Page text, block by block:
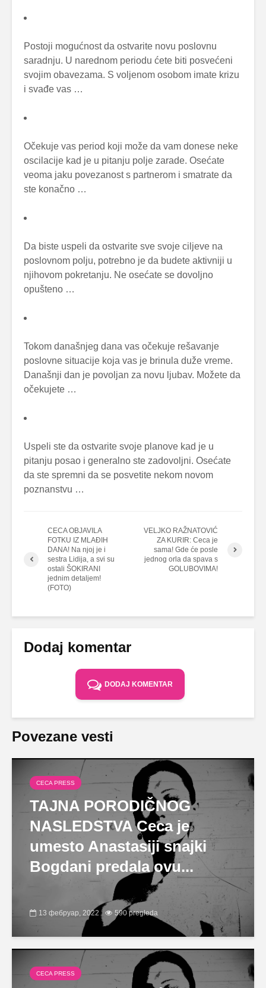
Postoji mogućnost da ostvarite novu poslovnu
saradnju. U narednom periodu ćete biti posvećeni
svojim obavezama. S voljenom osobom imate krizu
i svađe vas …
Očekuje vas period koji može da vam donese neke
oscilacije kad je u pitanju polje zarade. Osećate
veoma jaku povezanost s partnerom i smatrate da
ste konačno …
Da biste uspeli da ostvarite sve svoje ciljeve na
poslovnom polju, potrebno je da budete aktivniji u
njihovom pokretanju. Ne osećate se dovoljno
opušteno …
Tokom današnjeg dana vas očekuje rešavanje
poslovne situacije koja vas je brinula duže vreme.
Današnji dan je povoljan za novu ljubav. Možete da
očekujete …
Uspeli ste da ostvarite svoje planove kad je u
pitanju posao i generalno ste zadovoljni. Osećate
da ste spremni da se posvetite nekom novom
poznanstvu …
CECA OBJAVILA
FOTKU IZ MLAĐIH
DANA! Na njoj je i
sestra Lidija, a svi su
ostali ŠOKIRANI
jednim detaljem!
(FOTO)
VELJKO RAŽNATOVIĆ
ZA KURIR: Ceca je
sama! Gde će posle
jednog orla da spava s
GOLUBOVIMA!
Dodaj komentar
DODAJ KOMENTAR
Povezane vesti
CECA PRESS
TAJNA PORODIČNOG
NASLEDSTVA Ceca je
umesto Anastasiji snajki
Bogdani predala ovu...
13 фебруар, 2022 590 pregleda
CECA PRESS